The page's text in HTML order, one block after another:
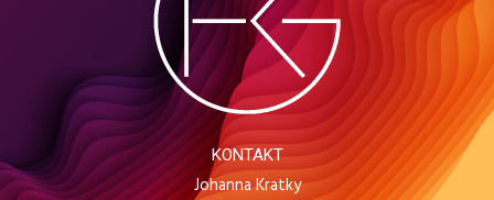
KONTAKT
Johanna Kratky